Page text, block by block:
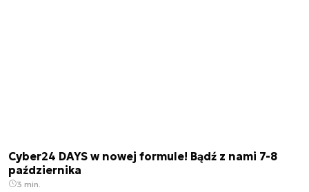
Cyber24 DAYS w nowej formule! Bądź z nami 7-8
października
3 min.